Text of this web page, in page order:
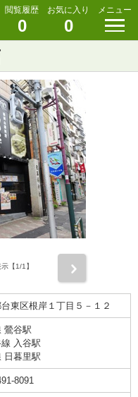
閲覧履歴
0
お気に入り
0
メニュー
【1/1】
東区根岸１丁目５－１２
鶯谷駅
入谷駅
日暮里駅
8091